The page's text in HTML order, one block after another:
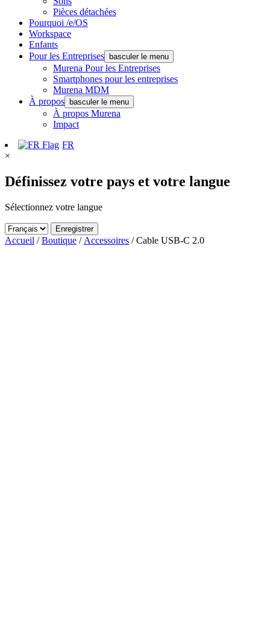
Pièces détachées
Pourquoi /e/OS
Workspace
Enfants
Pour les Entreprises
basculer le menu
Murena Pour les Entreprises
Smartphones pour les entreprises
Murena MDM
À propos
basculer le menu
À propos Murena
Impact
FR
×
Définissez votre pays et votre langue
Sélectionnez votre langue
Enregistrer
Accueil /Boutique / Accessoires / Cable USB-C 2.0